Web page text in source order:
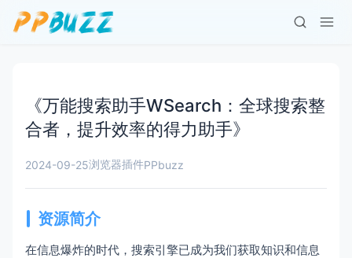
《万能搜索助手WSearch：全球搜索整
合者，提升效率的得力助手》
2024-09-25浏览器插件PPbuzz
资源简介
在信息爆炸的时代，搜索引擎已成为我们获取知识和信息